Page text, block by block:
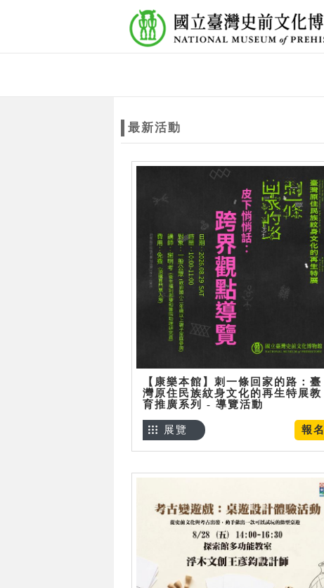
最新活動
【康樂本館】刺一條回家的路：臺
灣原住民族紋身文化的再生特展教
育推廣系列 - 導覽活動
報名
展覽